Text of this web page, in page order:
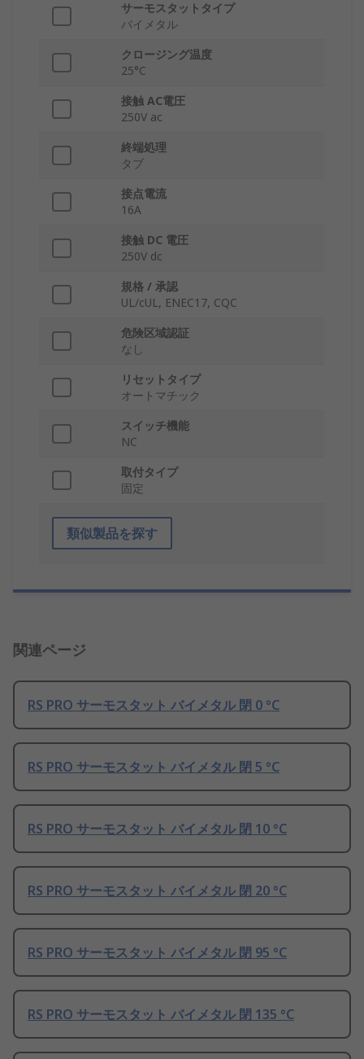
サーモスタットタイプ
バイメタル
クロージング温度
25°C
接触 AC電圧
250V ac
終端処理
タブ
接点電流
16A
接触 DC 電圧
250V dc
規格 / 承認
UL/cUL, ENEC17, CQC
危険区域認証
なし
リセットタイプ
オートマチック
スイッチ機能
NC
取付タイプ
固定
類似製品を探す
関連ページ
RS PRO サーモスタット バイメタル 閉 0 °C
RS PRO サーモスタット バイメタル 閉 5 °C
RS PRO サーモスタット バイメタル 閉 10 °C
RS PRO サーモスタット バイメタル 閉 20 °C
RS PRO サーモスタット バイメタル 閉 95 °C
RS PRO サーモスタット バイメタル 閉 135 °C